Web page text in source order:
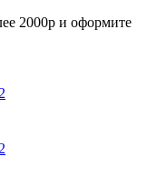
2000р и оформите